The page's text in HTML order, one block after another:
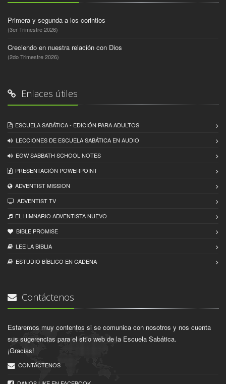
Primera y segunda a los corintios
(3er Trimestre 2026)
Creciendo en nuestra relación con Dios
(2do Trimestre 2026)
Enlaces útiles
ESCUELA SABÁTICA - EDICIÓN PARA ADULTOS
LECCIONES DE ESCUELA SABÁTICA EN AUDIO
EGW SABBATH SCHOOL NOTES
PRESENTACIÓN POWERPOINT
ADVENTIST MISSION
ADVENTIST TV
EL HIMNARIO ADVENTISTA NUEVO
BIBLE PROMISE
LEE LA BIBLIA
ESTUDIO BÍBLICO EN CADENA
Contáctenos
Estaremos muy contentos si se comunica con nosotros y nos cuenta
sus sugerencias para el sitio web de la Escuela Sabática.
¡Gracias!
CONTÁCTENOS